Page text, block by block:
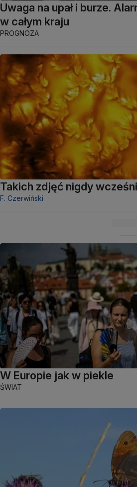
Uwaga na upał i burze.
w całym kraju
PROGNOZA
Takich zdjęć nigdy
F. Czerwiński
W Europie jak w piekle
ŚWIAT